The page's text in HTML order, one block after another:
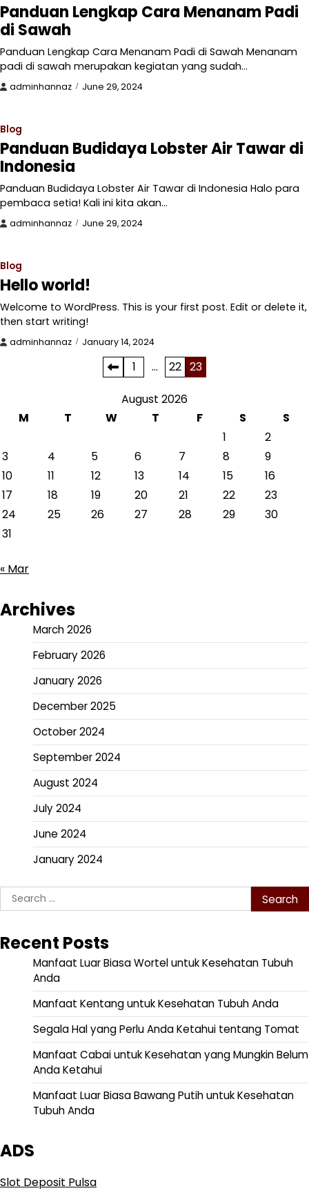
Panduan Lengkap Cara Menanam Padi
di Sawah
Panduan Lengkap Cara Menanam Padi di Sawah Menanam
padi di sawah merupakan kegiatan yang sudah…
adminhannaz June 29, 2024
Blog
Panduan Budidaya Lobster Air Tawar di
Indonesia
Panduan Budidaya Lobster Air Tawar di Indonesia Halo para
pembaca setia! Kali ini kita akan…
adminhannaz June 29, 2024
Blog
Hello world!
Welcome to WordPress. This is your first post. Edit or delete it,
then start writing!
adminhannaz January 14, 2024
1 … 22 23
August 2026
M
T W T F S
S
1
2
3
4 5 6 7 8
9
10
11 12 13 14 15
16
17
18 19 20 21 22
23
24
25 26 27 28 29
30
31
« Mar
Archives
March 2026
February 2026
January 2026
December 2025
October 2024
September 2024
August 2024
July 2024
June 2024
January 2024
Search
for:
Recent Posts
Manfaat Luar Biasa Wortel untuk Kesehatan Tubuh
Anda
Manfaat Kentang untuk Kesehatan Tubuh Anda
Segala Hal yang Perlu Anda Ketahui tentang Tomat
Manfaat Cabai untuk Kesehatan yang Mungkin Belum
Anda Ketahui
Manfaat Luar Biasa Bawang Putih untuk Kesehatan
Tubuh Anda
ADS
Slot Deposit Pulsa